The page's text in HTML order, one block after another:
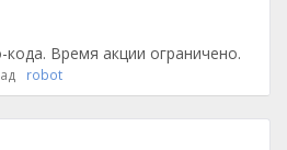
Время акции ограничено.
robot